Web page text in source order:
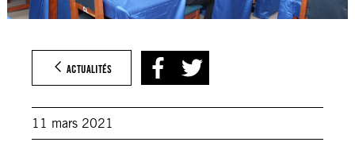
ACTUALITÉS
11 mars 2021